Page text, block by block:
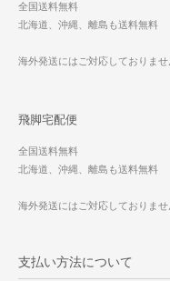
全国送料無料
北海道、沖縄、離島も送料無料
海外発送にはご対応しておりませ
飛脚宅配便
全国送料無料
北海道、沖縄、離島も送料無料
海外発送にはご対応しておりませ
支払い方法について